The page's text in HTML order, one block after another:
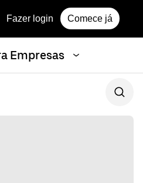
Fazer login Comece já
Empresas